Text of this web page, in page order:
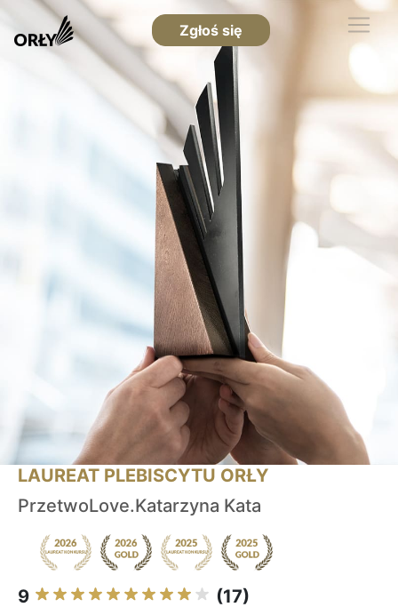
Zgłoś się
LAUREAT PLEBISCYTU ORŁY
PrzetwoLove.Katarzyna Kata
9 (17)